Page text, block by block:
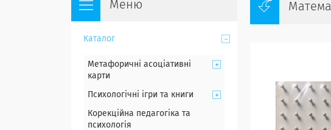
Каталог
Метафоричні асоціативні
карти
Психологічні ігри та книги
Корекційна педагогіка та
психологія